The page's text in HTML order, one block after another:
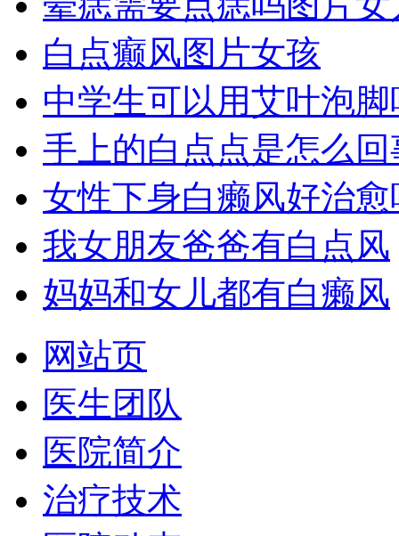
白点癫风图片女孩
中学生可以用艾叶泡
手上的白点点是怎么
女性下身白癞风好治愈
我女朋友爸爸有白点风
妈妈和女儿都有白癞风
网站页
医生团队
医院简介
治疗技术